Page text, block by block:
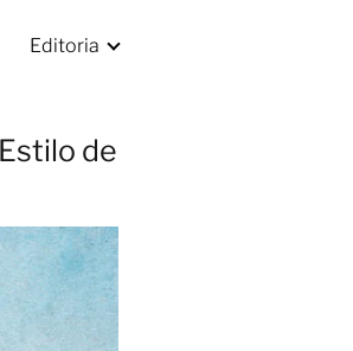
Editoria
de